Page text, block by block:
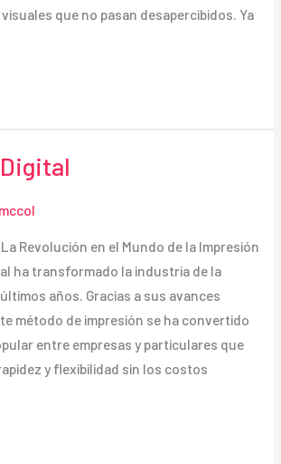
que no pasan desapercibidos. Ya
Revolución en el Mundo de la Impresión
ha transformado la industria de la
años. Gracias a sus avances
método de impresión se ha convertido
entre empresas y particulares que
y flexibilidad sin los costos